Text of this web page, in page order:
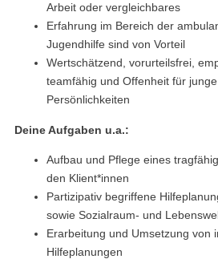
Arbeit oder vergleichbares
Erfahrung im Bereich der
Jugendhilfe sind von Vorteil
Wertschätzend, vorurteilsfrei,
teamfähig und Offenheit für
Persönlichkeiten
Deine Aufgaben u.a.:
Aufbau und Pflege eines
den Klient*innen
Partizipativ begriffene
sowie Sozialraum- und
Erarbeitung und Umsetzung von
Hilfeplanungen